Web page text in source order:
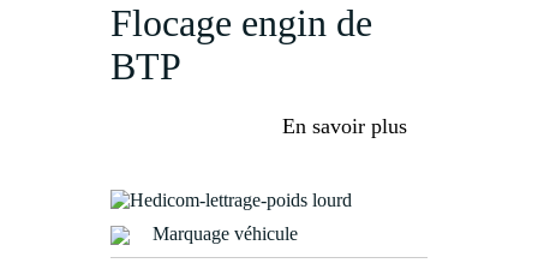
Flocage engin de
BTP
En savoir plus
Marquage véhicule